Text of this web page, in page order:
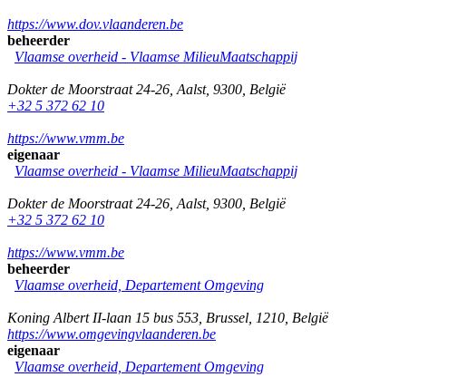
https://www.dov.vlaanderen.be
beheerder
Vlaamse overheid - Vlaamse MilieuMaatschappij
Dokter de Moorstraat 24-26 Aalst, 9300 België
+32 5 372 62 10
https://www.vmm.be
eigenaar
Vlaamse overheid - Vlaamse MilieuMaatschappij
Dokter de Moorstraat 24-26 Aalst, 9300 België
+32 5 372 62 10
https://www.vmm.be
beheerder
Vlaamse overheid, Departement Omgeving
Koning Albert II-laan 15 bus 553 Brussel 1210 België
https://www.omgevingvlaanderen.be
eigenaar
Vlaamse overheid, Departement Omgeving